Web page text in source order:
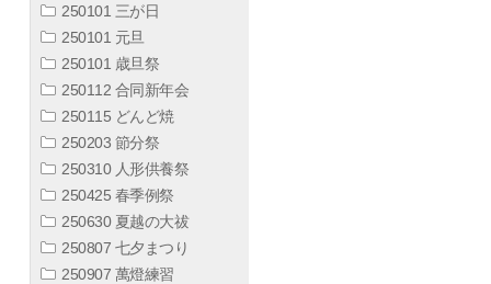
250101 三が日
250101 元旦
250101 歳旦祭
250112 合同新年会
250115 どんど焼
250203 節分祭
250310 人形供養祭
250425 春季例祭
250630 夏越の大祓
250807 七夕まつり
250907 萬燈練習